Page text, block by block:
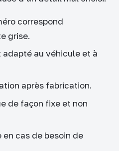
correspond
grise.
adapté au véhicule et à
après fabrication.
de façon fixe et non
cas de besoin de